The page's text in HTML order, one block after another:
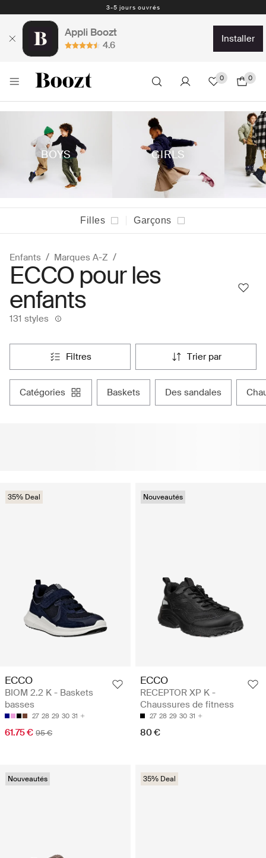
Retours faciles - 30 jours - Étiquette de retour prepayé
Appli Boozt
4.6
installer
0 0
BOYS GIRLS
Filles Garçons
Enfants Marques A-Z
ECCO pour les
enfants
131 styles
filtres trier par
catégories baskets des sandales
35% Deal
ECCO
BIOM 2.2 K - Baskets
basses
27 28 29 30 31
61.75 € 95 €
Nouveautés
ECCO
RECEPTOR XP K -
Chaussures de fitness
27 28 29 30 31
80 €
Nouveautés 35% Deal